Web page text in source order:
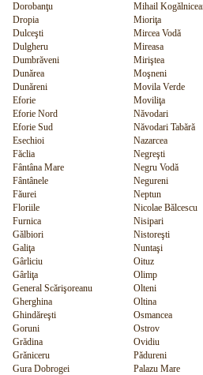
Dorobanţu
Mihail
Dropia
Mioriţa
Dulceşti
Mircea Vodă
Dulgheru
Mireasa
Dumbrăveni
Miriştea
Dunărea
Moşneni
Dunăreni
Movila Verde
Eforie
Moviliţa
Eforie Nord
Năvodari
Eforie Sud
Năvodari Tabără
Esechioi
Nazarcea
Făclia
Negreşti
Fântâna Mare
Negru Vodă
Fântânele
Negureni
Făurei
Neptun
Floriile
Nicolae Bălcescu
Furnica
Nisipari
Gălbiori
Nistoreşti
Galiţa
Nuntaşi
Gârliciu
Oituz
Gârliţa
Olimp
General Scărişoreanu
Olteni
Gherghina
Oltina
Ghindăreşti
Osmancea
Goruni
Ostrov
Grădina
Ovidiu
Grăniceru
Pădureni
Gura Dobrogei
Palazu Mare